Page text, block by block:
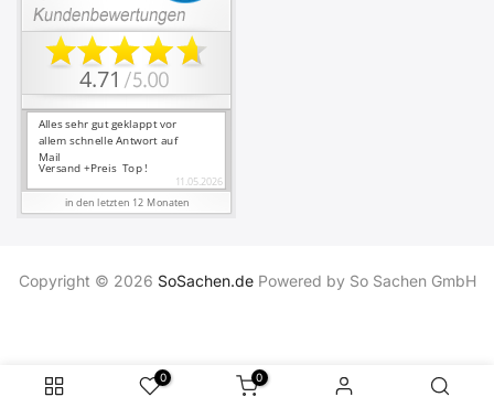
Copyright © 2026 SoSachen.dePowered by So Sachen GmbH
0 0